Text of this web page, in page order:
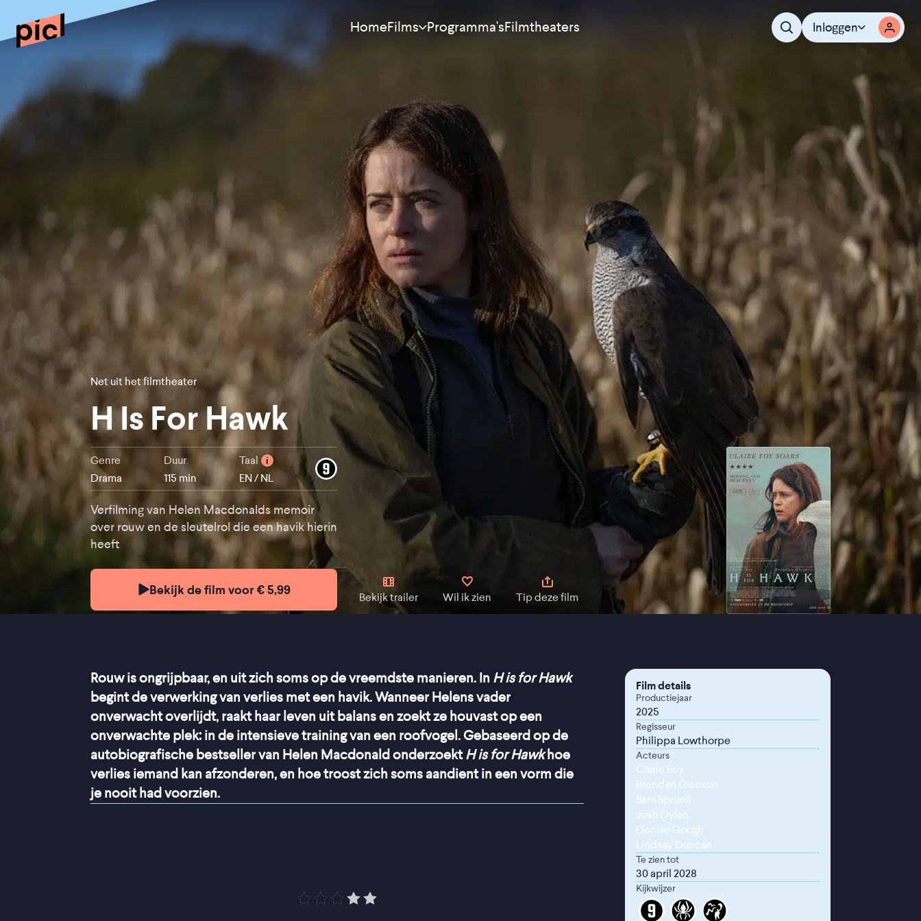
HomeFilms
Nieuw
Aanraders
Binnenkort
Alle films
Programma'sFilmtheaters Inloggen
Net uit het filmtheater
H Is For Hawk
Genre
Drama
Duur
115 min
Taal i
EN / NL
Verfilming van Helen Macdonalds memoir
over rouw en de sleutelrol die een havik hierin
heeft
Bekijk de film voor € 5,99
Bekijk trailer Wil ik zien Tip deze film
Rouw is ongrijpbaar, en uit zich soms op de vreemdste manieren. In H is for Hawk
begint de verwerking van verlies met een havik. Wanneer Helens vader
onverwacht overlijdt, raakt haar leven uit balans en zoekt ze houvast op een
onverwachte plek: in de intensieve training van een roofvogel. Gebaseerd op de
autobiografische bestseller van Helen Macdonald onderzoektH is for Hawkhoe
verlies iemand kan afzonderen, en hoe troost zich soms aandient in een vorm die
je nooit had voorzien.
Film details
Productiejaar
2025
Regisseur
Philippa Lowthorpe
Acteurs
Claire Foy
Brendan Gleeson
Sam Spruell
Josh Dylan
Denise Gough
Lindsay Duncan
Te zien tot
30 april 2028
Kijkwijzer